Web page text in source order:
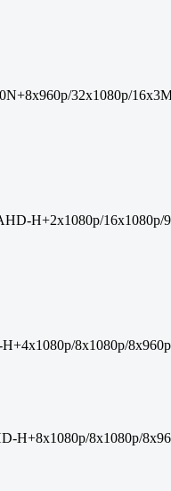
32x1080p/
H+2x1080p/
8x1080p/
H+8x1080p/8x1080p/